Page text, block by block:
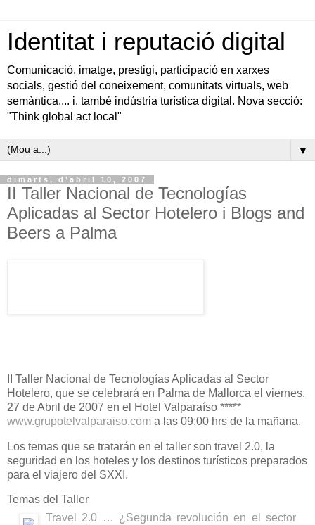
Identitat i reputació digital
Comunicació, imatge, prestigi, participació en xarxes
socials, gestió del coneixement, comunitats virtuals, web
semàntica,... i, també indústria turística digital. Nova secció:
"Think global act local"
▼
dimarts, d’abril 10, 2007
II Taller Nacional de Tecnologías
Aplicadas al Sector Hotelero i Blogs and
Beers a Palma
II Taller Nacional de Tecnologías Aplicadas al Sector
Hotelero, que se celebrará en Palma de Mallorca el viernes,
27 de Abril de 2007 en el Hotel Valparaíso *****
www.grupotelvalparaiso.com a las 09:00 hrs de la mañana.
Los temas que se tratarán en el taller son travel 2.0, la
seguridad en los hoteles y los destinos turísticos preparados
para el viajero del SXXI.
Temas del Taller
Travel 2.0 … ¿Segunda revolución en el sector